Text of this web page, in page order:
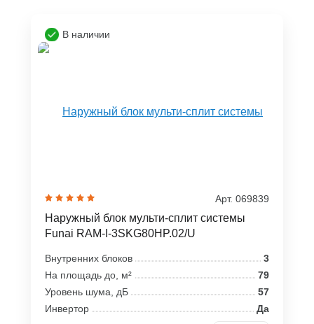
В наличии
Арт. 069839
Наружный блок мульти-сплит системы
Funai RAM-I-3SKG80HP.02/U
Внутренних блоков
3
На площадь до, м²
79
Уровень шума, дБ
57
Инвертор
Да